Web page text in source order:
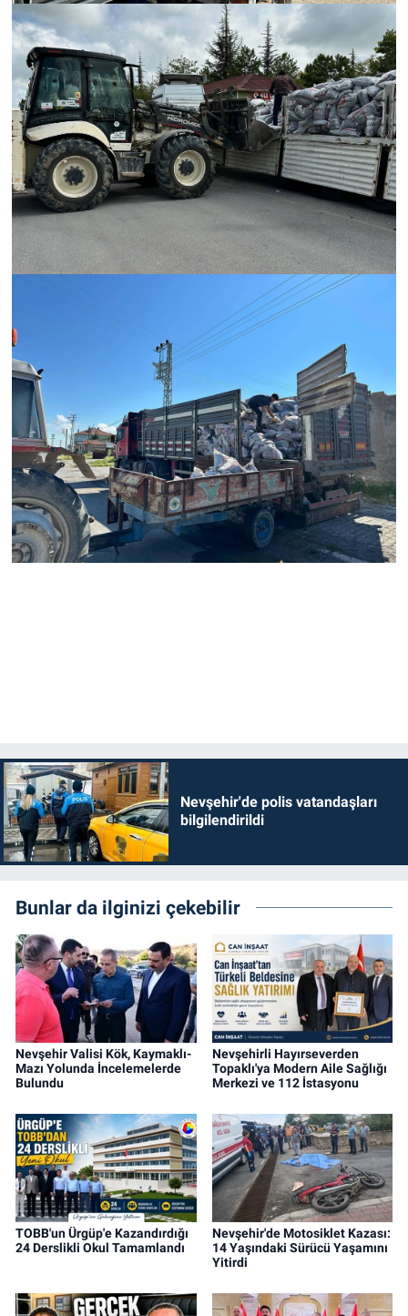
Nevşehir'de polis vatandaşları
bilgilendirildi
Bunlar da ilginizi çekebilir
Nevşehir Valisi Kök, Kaymaklı-
Mazı Yolunda İncelemelerde
Bulundu
Nevşehirli Hayırseverden
Topaklı'ya Modern Aile Sağlığı
Merkezi ve 112 İstasyonu
TOBB'un Ürgüp'e Kazandırdığı
24 Derslikli Okul Tamamlandı
Nevşehir'de Motosiklet Kazası:
14 Yaşındaki Sürücü Yaşamını
Yitirdi